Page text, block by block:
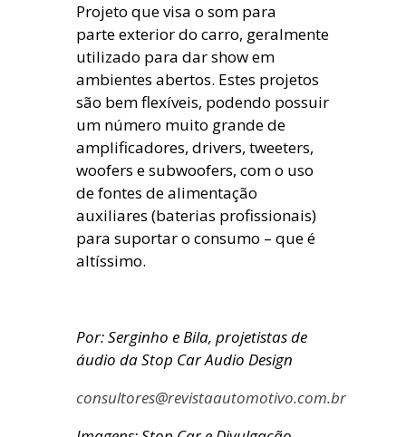
Projeto que visa o som para
parte exterior do carro, geralmente
utilizado para dar show em
ambientes abertos. Estes projetos
são bem flexíveis, podendo possuir
um número muito grande de
amplificadores, drivers, tweeters,
woofers e subwoofers, com o uso
de fontes de alimentação
auxiliares (baterias profissionais)
para suportar o consumo – que é
altíssimo.
Por: Serginho e Bila, projetistas de
áudio da Stop Car Audio Design
consultores@revistaautomotivo.com.br